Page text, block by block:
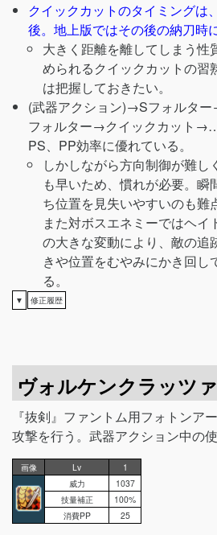
クイックカットのタイミングは
後。地上版ではその後の納刀時
大きく距離を離してしまう性
められるクイックカットの習
は把握しておきたい。
(武器アクション)→Sフォルタ
フォルター→クイックカット
PS、PP効率に優れている。
しかしながら方向制御が難し
も早いため、慣れが必要。瞬
ち位置を見失いやすいのも難
また対ボスエネミーではヘイ
の大きな変動により、敵の追
きや位置をむやみにかき回し
る。
▼ 修正履歴
ヴォルケンクラッツ
『抜剣』ファントム用フォトンア
攻撃を行う。武器アクション中の
画像 Lv
1
威力
1037
技量補正
100%
消費PP
25